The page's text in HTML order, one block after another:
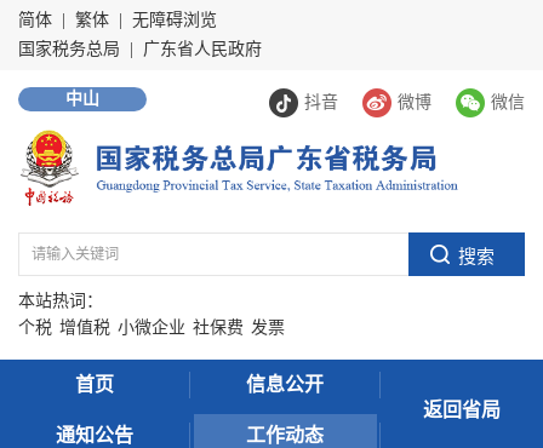
简体 繁体
无障碍浏览
国家税务总局
广东省人民政府
抖音 微博 微信
中山
本站热词：
个税 增值税 小微企业 社保费 发票
首页 信息公开
通知公告 工作动态
返回省局